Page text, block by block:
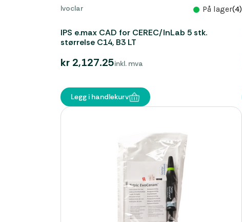
Ivoclar På lager(4)
IPS e.max CAD for CEREC/InLab 5 stk.
størrelse C14, B3 LT
kr 2,127.25inkl. mva
Legg i handlekurv